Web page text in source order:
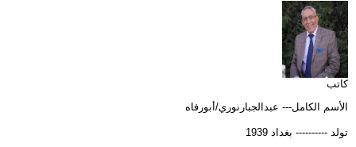
كاتب
الأسم الكامل--- عبدالجبارنوري/أبورفاه
تولد ---------- بغداد 1939